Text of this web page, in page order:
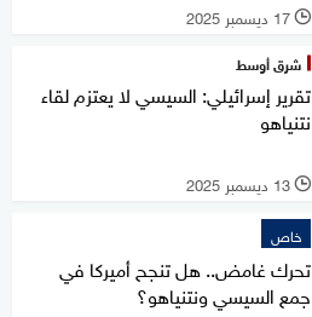
l 17 ديسمبر 2025
شرق أوسط
تقرير إسرائيلي: السيسي لا يعتزم لقاء
نتنياهو
l 13 ديسمبر 2025
خاص
تحرك غامض.. هل تنجح أميركا في
جمع السيسي ونتنياهو؟